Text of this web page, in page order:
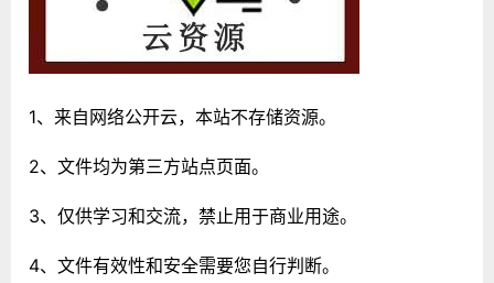
1、来自网络公开云，本站不存储资源。
2、文件均为第三方站点页面。
3、仅供学习和交流，禁止用于商业用途。
4、文件有效性和安全需要您自行判断。